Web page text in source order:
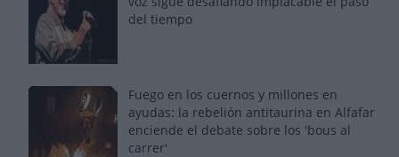
del tiempo
Fuego en los cuernos y millones en
ayudas: la rebelión antitaurina en Alfafar
enciende el debate sobre los 'bous al
carrer'